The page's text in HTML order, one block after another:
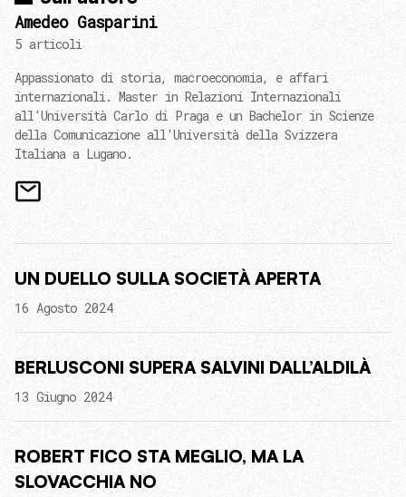
Amedeo Gasparini
5 articoli
Appassionato di storia, macroeconomia, e affari
internazionali. Master in Relazioni Internazionali
all'Università Carlo di Praga e un Bachelor in Scienze
della Comunicazione all'Università della Svizzera
Italiana a Lugano.
UN DUELLO SULLA SOCIETÀ APERTA
16 Agosto 2024
BERLUSCONI SUPERA SALVINI DALL’ALDILÀ
13 Giugno 2024
ROBERT FICO STA MEGLIO, MA LA
SLOVACCHIA NO